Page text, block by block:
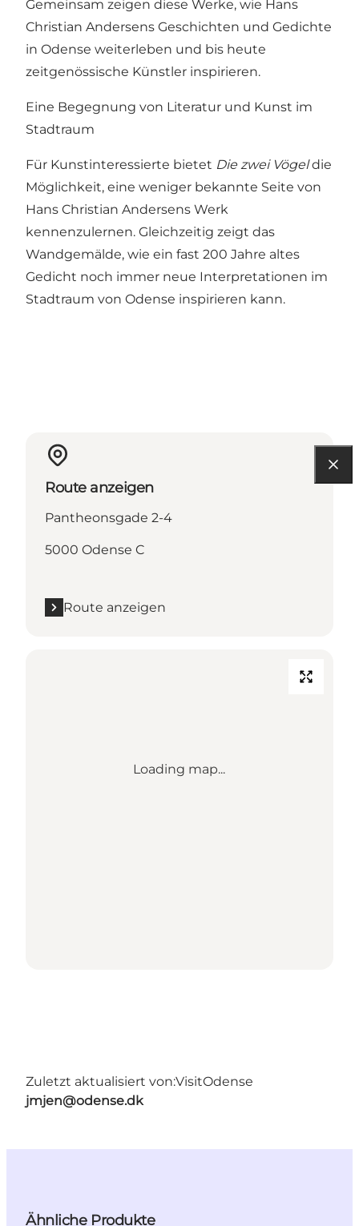
Gemeinsam zeigen diese Werke, wie Hans
Christian Andersens Geschichten und Gedichte
in Odense weiterleben und bis heute
zeitgenössische Künstler inspirieren.
Eine Begegnung von Literatur und Kunst im
Stadtraum
Für Kunstinteressierte bietet Die zwei Vögeldie
Möglichkeit, eine weniger bekannte Seite von
Hans Christian Andersens Werk
kennenzulernen. Gleichzeitig zeigt das
Wandgemälde, wie ein fast 200 Jahre altes
Gedicht noch immer neue Interpretationen im
Stadtraum von Odense inspirieren kann.
Route anzeigen
Pantheonsgade 2-4
5000 Odense C
Route anzeigen
Loading map...
Zuletzt aktualisiert von:VisitOdense
jmjen@odense.dk
Ähnliche Produkte